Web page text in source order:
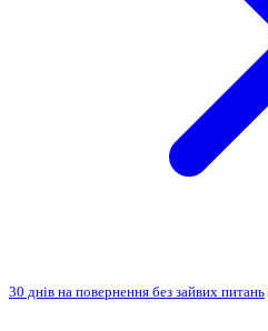
30 днів на повернення без зайвих питань